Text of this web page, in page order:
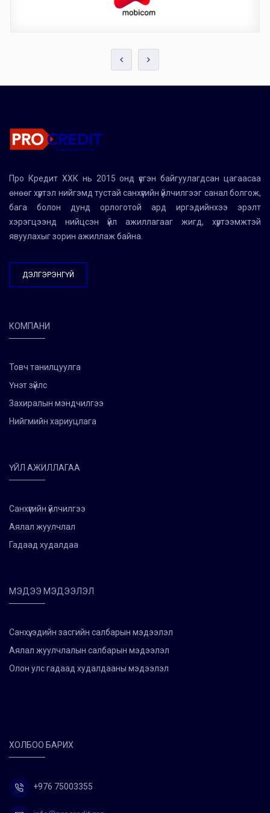
Про Кредит ХХК нь 2015 онд үүсгэн байгуулагдсан цагаасаа
өнөөг хүртэл нийгэмд тустай санхүүгийн үйлчилгээг санал болгож,
бага болон дунд орлоготой ард иргэдийнхээ эрэлт
хэрэгцээнд нийцсэн үйл ажиллагааг жигд, хүртээмжтэй
явуулахыг зорин ажиллаж байна.
ДЭЛГЭРЭНГҮЙ
КОМПАНИ
Товч танилцуулга
Үнэт зүйлс
Захиралын мэндчилгээ
Нийгмийн хариуцлага
ҮЙЛ АЖИЛЛАГАА
Санхүүгийн үйлчилгээ
Аялал жуулчлал
Гадаад худалдаа
МЭДЭЭ МЭДЭЭЛЭЛ
Санхүү, эдийн засгийн салбарын мэдээлэл
Аялал жуулчлалын салбарын мэдээлэл
Олон улс гадаад худалдааны мэдээлэл
ХОЛБОО БАРИХ
+976 75003355